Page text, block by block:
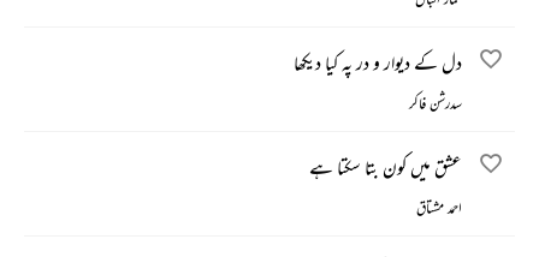
دل کے دیوار و در پہ کیا دیکھا
سدرشن فاکر
عشق میں کون بتا سکتا ہے
احمد مشتاق